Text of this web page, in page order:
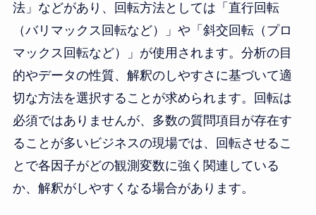
法」などがあり、回転方法としては「直行回転
（バリマックス回転など）」や「斜交回転（プロ
マックス回転など）」が使用されます。分析の目
的やデータの性質、解釈のしやすさに基づいて適
切な方法を選択することが求められます。回転は
必須ではありませんが、多数の質問項目が存在す
ることが多いビジネスの現場では、回転させるこ
とで各因子がどの観測変数に強く関連している
か、解釈がしやすくなる場合があります。